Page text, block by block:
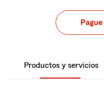
Productos y servicios